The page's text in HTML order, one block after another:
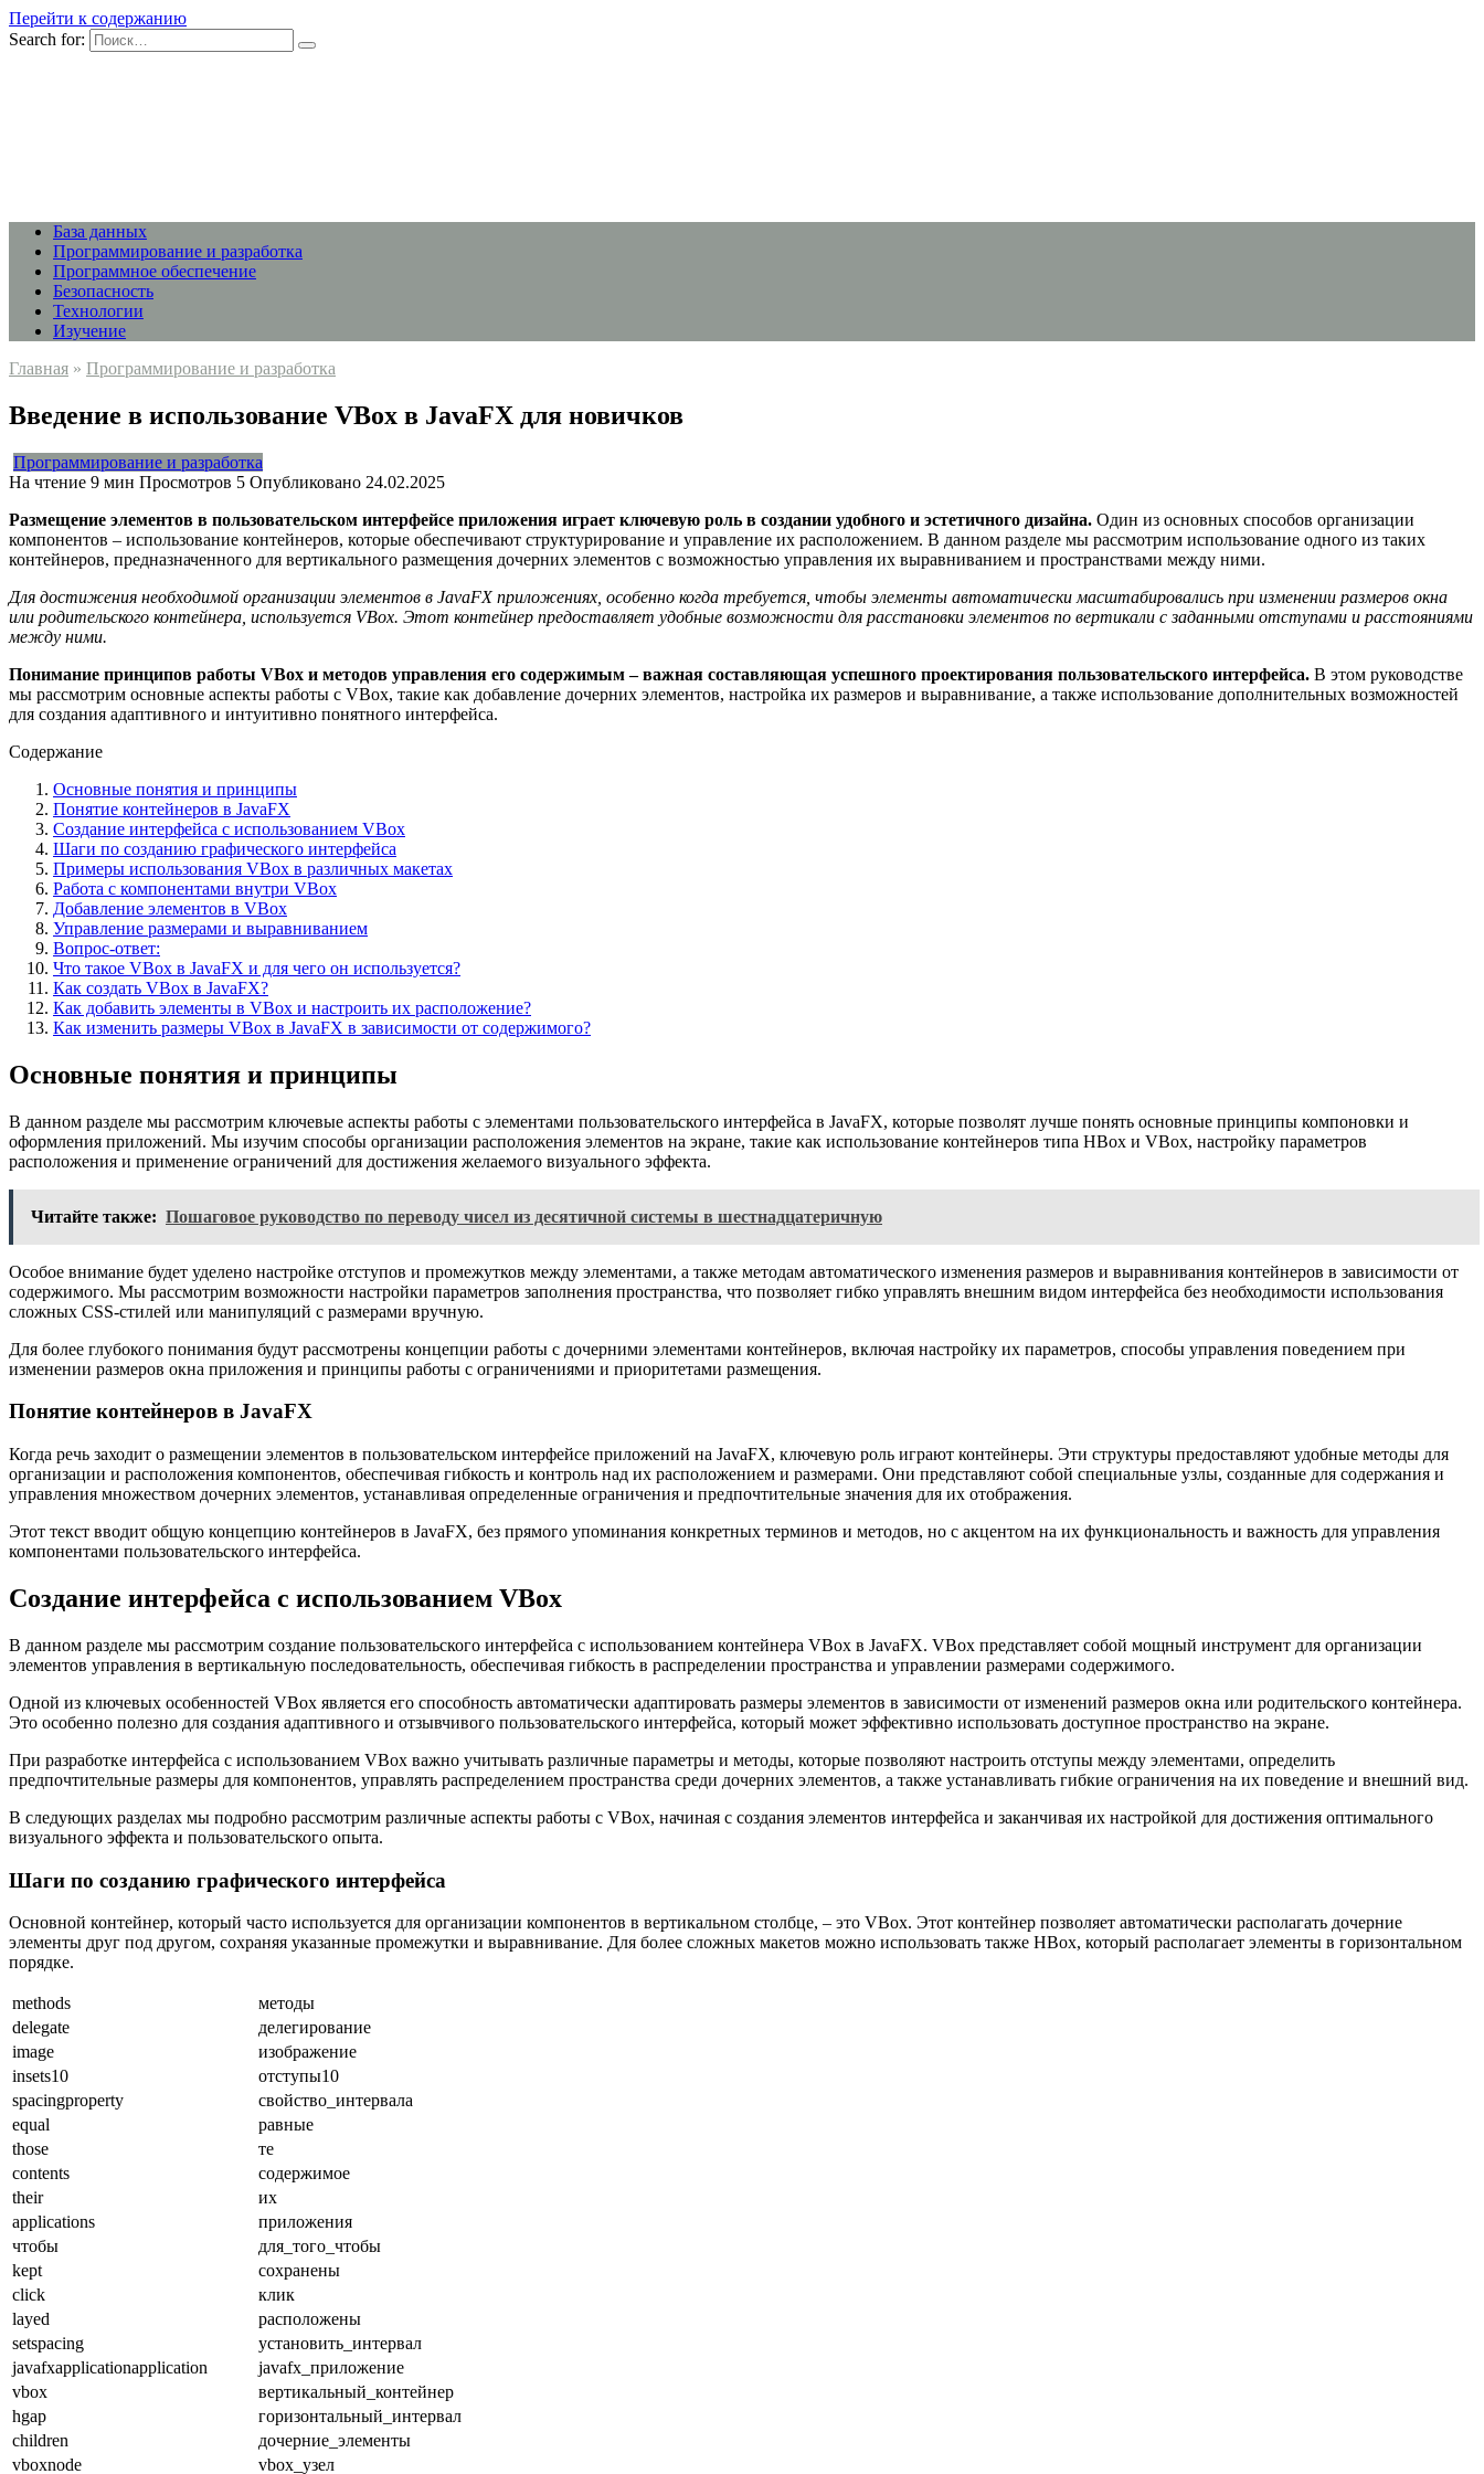
Перейти к содержанию
Search for:
База данных
Программирование и разработка
Программное обеспечение
Безопасность
Технологии
Изучение
Главная » Программирование и разработка
Введение в использование VBox в JavaFX для новичков
Программирование и разработка
На чтение 9 мин Просмотров 5 Опубликовано 24.02.2025
Размещение элементов в пользовательском интерфейсе приложения играет ключевую роль в создании удобного и эстетичного дизайна. Один из основных способов организации
компонентов – использование контейнеров, которые обеспечивают структурирование и управление их расположением. В данном разделе мы рассмотрим использование одного из таких
контейнеров, предназначенного для вертикального размещения дочерних элементов с возможностью управления их выравниванием и пространствами между ними.
Для достижения необходимой организации элементов в JavaFX приложениях, особенно когда требуется, чтобы элементы автоматически масштабировались при изменении размеров окна
или родительского контейнера, используется VBox. Этот контейнер предоставляет удобные возможности для расстановки элементов по вертикали с заданными отступами и расстояниями
между ними.
Понимание принципов работы VBox и методов управления его содержимым – важная составляющая успешного проектирования пользовательского интерфейса. В этом руководстве
мы рассмотрим основные аспекты работы с VBox, такие как добавление дочерних элементов, настройка их размеров и выравнивание, а также использование дополнительных возможностей
для создания адаптивного и интуитивно понятного интерфейса.
Содержание
Основные понятия и принципы
Понятие контейнеров в JavaFX
Создание интерфейса с использованием VBox
Шаги по созданию графического интерфейса
Примеры использования VBox в различных макетах
Работа с компонентами внутри VBox
Добавление элементов в VBox
Управление размерами и выравниванием
Вопрос-ответ:
Что такое VBox в JavaFX и для чего он используется?
Как создать VBox в JavaFX?
Как добавить элементы в VBox и настроить их расположение?
Как изменить размеры VBox в JavaFX в зависимости от содержимого?
Основные понятия и принципы
В данном разделе мы рассмотрим ключевые аспекты работы с элементами пользовательского интерфейса в JavaFX, которые позволят лучше понять основные принципы компоновки и
оформления приложений. Мы изучим способы организации расположения элементов на экране, такие как использование контейнеров типа HBox и VBox, настройку параметров
расположения и применение ограничений для достижения желаемого визуального эффекта.
Читайте также: Пошаговое руководство по переводу чисел из десятичной системы в шестнадцатеричную
Особое внимание будет уделено настройке отступов и промежутков между элементами, а также методам автоматического изменения размеров и выравнивания контейнеров в зависимости от
содержимого. Мы рассмотрим возможности настройки параметров заполнения пространства, что позволяет гибко управлять внешним видом интерфейса без необходимости использования
сложных CSS-стилей или манипуляций с размерами вручную.
Для более глубокого понимания будут рассмотрены концепции работы с дочерними элементами контейнеров, включая настройку их параметров, способы управления поведением при
изменении размеров окна приложения и принципы работы с ограничениями и приоритетами размещения.
Понятие контейнеров в JavaFX
Когда речь заходит о размещении элементов в пользовательском интерфейсе приложений на JavaFX, ключевую роль играют контейнеры. Эти структуры предоставляют удобные методы для
организации и расположения компонентов, обеспечивая гибкость и контроль над их расположением и размерами. Они представляют собой специальные узлы, созданные для содержания и
управления множеством дочерних элементов, устанавливая определенные ограничения и предпочтительные значения для их отображения.
Этот текст вводит общую концепцию контейнеров в JavaFX, без прямого упоминания конкретных терминов и методов, но с акцентом на их функциональность и важность для управления
компонентами пользовательского интерфейса.
Создание интерфейса с использованием VBox
В данном разделе мы рассмотрим создание пользовательского интерфейса с использованием контейнера VBox в JavaFX. VBox представляет собой мощный инструмент для организации
элементов управления в вертикальную последовательность, обеспечивая гибкость в распределении пространства и управлении размерами содержимого.
Одной из ключевых особенностей VBox является его способность автоматически адаптировать размеры элементов в зависимости от изменений размеров окна или родительского контейнера.
Это особенно полезно для создания адаптивного и отзывчивого пользовательского интерфейса, который может эффективно использовать доступное пространство на экране.
При разработке интерфейса с использованием VBox важно учитывать различные параметры и методы, которые позволяют настроить отступы между элементами, определить
предпочтительные размеры для компонентов, управлять распределением пространства среди дочерних элементов, а также устанавливать гибкие ограничения на их поведение и внешний вид.
В следующих разделах мы подробно рассмотрим различные аспекты работы с VBox, начиная с создания элементов интерфейса и заканчивая их настройкой для достижения оптимального
визуального эффекта и пользовательского опыта.
Шаги по созданию графического интерфейса
Основной контейнер, который часто используется для организации компонентов в вертикальном столбце, – это VBox. Этот контейнер позволяет автоматически располагать дочерние
элементы друг под другом, сохраняя указанные промежутки и выравнивание. Для более сложных макетов можно использовать также HBox, который располагает элементы в горизонтальном
порядке.
methods
методы
delegate
делегирование
image
изображение
insets10
отступы10
spacingproperty
свойство_интервала
equal
равные
those
те
contents
содержимое
their
их
applications
приложения
чтобы
для_того_чтобы
kept
сохранены
click
клик
layed
расположены
setspacing
установить_интервал
javafxapplicationapplication
javafx_приложение
vbox
вертикальный_контейнер
hgap
горизонтальный_интервал
children
дочерние_элементы
vboxnode
vbox_узел